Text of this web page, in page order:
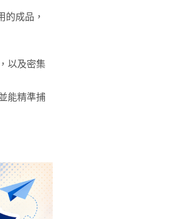
的成品，
以及密集
能精準捕